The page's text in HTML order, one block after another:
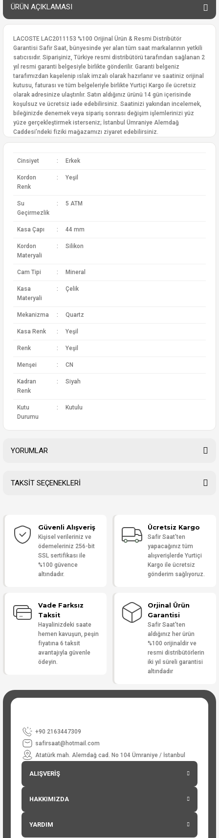
ÜRÜN AÇIKLAMASI
LACOSTE LAC2011153 %100 Orijinal Ürün & Resmi Distribütör
Garantisi Safir Saat, bünyesinde yer alan tüm saat markalarının yetkili
satıcısıdır. Siparişiniz, Türkiye resmi distribütörü tarafından sağlanan 2
yıl resmi garanti belgesiyle birlikte gönderilir. Garanti belgeniz
tarafımızdan kaşelenip ıslak imzalı olarak hazırlanır ve saatiniz orijinal
kutusu, faturası ve tüm belgeleriyle birlikte Yurtiçi Kargo ile ücretsiz
olarak adresinize ulaştırılır. Satın aldığınız ürünü 14 gün içerisinde
koşulsuz ve ücretsiz iade edebilirsiniz. Saatinizi yakından incelemek,
bileğinizde denemek veya sipariş sonrası değişim işlemlerinizi yüz
yüze gerçekleştirmek isterseniz; İstanbul Ümraniye Alemdağ
Caddesi’ndeki fiziki mağazamızı ziyaret edebilirsiniz.
Cinsiyet : Erkek
Kordon
Renk
: Yeşil
Su
Geçirmezlik
: 5 ATM
Kasa Çapı : 44 mm
Kordon
Materyali
: Silikon
Cam Tipi : Mineral
Kasa
Materyali
: Çelik
Mekanizma : Quartz
Kasa Renk : Yeşil
Renk : Yeşil
Menşei : CN
Kadran
Renk
: Siyah
Kutu
Durumu
: Kutulu
YORUMLAR
Yorum Yaz
TAKSİT SEÇENEKLERİ
Güvenli Alışveriş
Kişisel verileriniz ve
ödemeleriniz 256-bit
SSL sertifikası ile
%100 güvence
altındadır.
Ücretsiz Kargo
Safir Saat'ten
yapacağınız tüm
alışverişlerde Yurtiçi
Kargo ile ücretsiz
gönderim sağlıyoruz.
Vade Farksız
Taksit
Hayalinizdeki saate
hemen kavuşun, peşin
fiyatına 6 taksit
avantajıyla güvenle
ödeyin.
Orjinal Ürün
Garantisi
Safir Saat'ten
aldığınız her ürün
%100 orijinaldir ve
resmi distribütörlerin
iki yıl süreli garantisi
altındadır
+90 2163447309
safirsaat@hotmail.com
Atatürk mah. Alemdağ cad. No 104 Ümraniye / İstanbul
ALIŞVERİŞ
HAKKIMIZDA
YARDIM